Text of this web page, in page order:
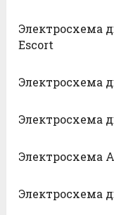
Электросхема
Escort
Электросхема
Электросхема
Электросхема
Электросхема